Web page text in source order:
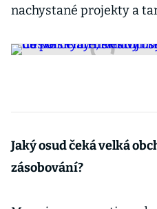
nachystané projekty a
Jaký osud čeká velká
zásobování?